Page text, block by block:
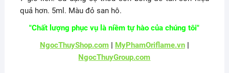
quả hơn. 5ml. Màu đỏ san hô.
"Chất lượng phục vụ là niềm tự hào của chúng tôi"
NgocThuyShop.com| MyPhamOriflame.vn|
NgocThuyGroup.com